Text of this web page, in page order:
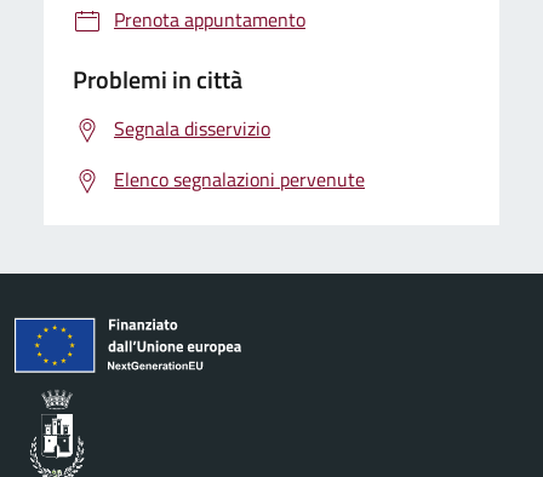
Prenota appuntamento
Problemi in città
Segnala disservizio
Elenco segnalazioni pervenute